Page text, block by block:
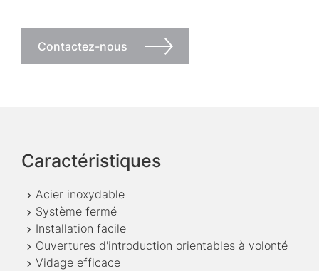
Contactez-nous
Caractéristiques
Acier inoxydable
Système fermé
Installation facile
Ouvertures d'introduction orientables à volonté
Vidage efficace